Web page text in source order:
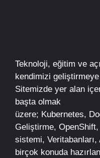
Teknoloji, eğitim ve
kendimizi
Sitemizde yer alan
başta olmak
üzere; Kubernetes,
Geliştirme, OpenShift,
sistemi,
birçok konuda